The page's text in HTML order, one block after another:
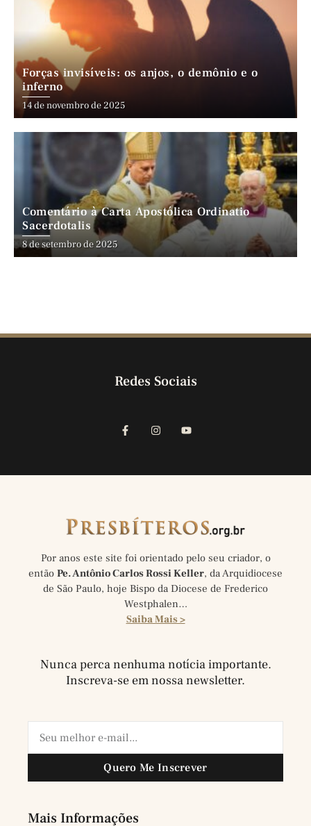
Forças invisíveis: os anjos, o demônio e o
inferno
14 de novembro de 2025
Comentário à Carta Apostólica Ordinatio
Sacerdotalis
8 de setembro de 2025
Redes Sociais
Por anos este site foi orientado pelo seu criador, o
então Pe. Antônio Carlos Rossi Keller, da Arquidiocese
de São Paulo, hoje Bispo da Diocese de Frederico
Westphalen…
Saiba Mais >
Nunca perca nenhuma notícia importante.
Inscreva-se em nossa newsletter.
Quero Me Inscrever
Mais Informações